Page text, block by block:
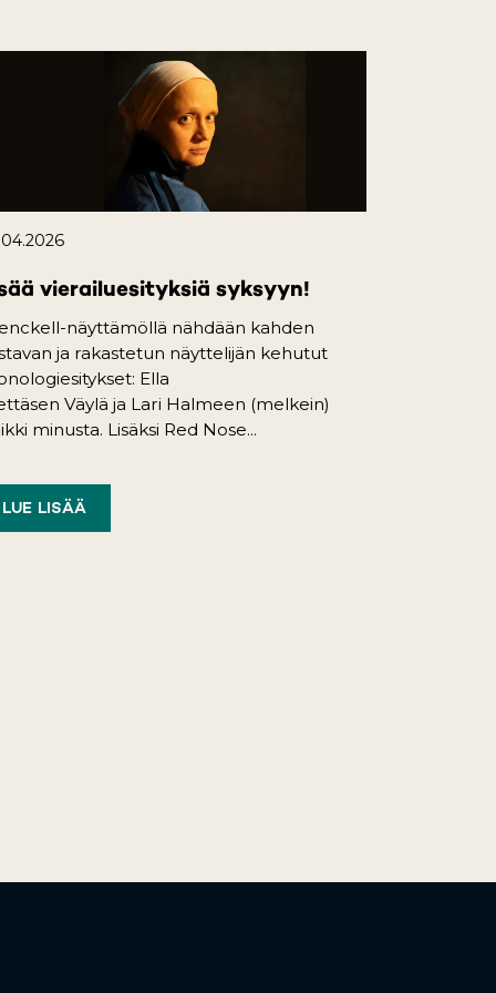
vierailuesityksiä syksyyn!
näyttämöllä nähdään kahden
ja rakastetun näyttelijän kehutut
Ella
Väylä ja Lari Halmeen (melkein)
minusta. Lisäksi Red Nose...
LUE LISÄÄ